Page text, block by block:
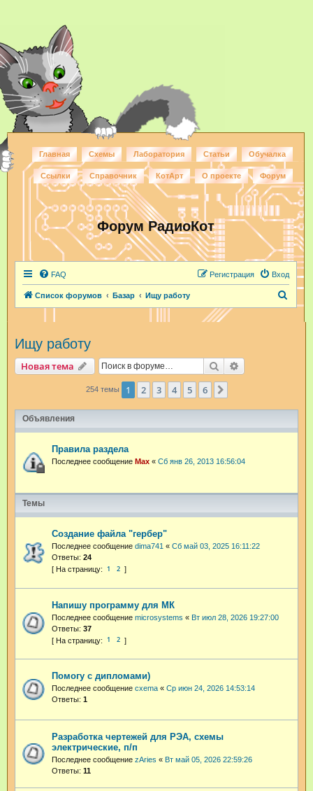
Главная Схемы Лаборатория Статьи Обучалка
Ссылки Справочник КотАрт О проекте Форум
Форум РадиоКот
FAQ Вход
Регистрация
Список форумов Базар Ищу работу
Ищу работу
Новая тема Поиск
254 темы 1 2 3 4 5 6
Объявления
Правила раздела
Последнее сообщение Max « Сб янв 26, 2013 16:56:04
Темы
Создание файла "гербер"
Последнее сообщение dima741 « Сб май 03, 2025 16:11:22
Ответы: 24
1 2
Напишу программу для МК
Последнее сообщение microsystems « Вт июл 28, 2026 19:27:00
Ответы: 37
1 2
Помогу с дипломами)
Последнее сообщение cxema « Ср июн 24, 2026 14:53:14
Ответы: 1
Разработка чертежей для РЭА, схемы
электрические, п/п
Последнее сообщение zAries « Вт май 05, 2026 22:59:26
Ответы: 11